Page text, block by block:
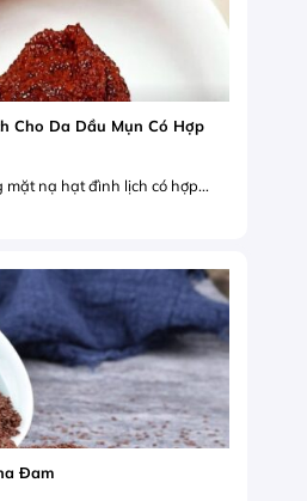
Cho Da Dầu Mụn Có Hợp
nạ hạt đình lịch có hợp...
Đam